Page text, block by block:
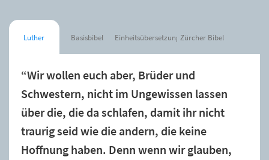
Luther Basisbibel Einheitsübersetzung Zürcher Bibel
“Wir wollen euch aber, Brüder und
Schwestern, nicht im Ungewissen lassen
über die, die da schlafen, damit ihr nicht
traurig seid wie die andern, die keine
Hoffnung haben. Denn wenn wir glauben,